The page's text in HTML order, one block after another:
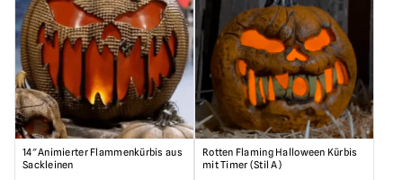
14″ Animierter Flammenkürbis aus
Sackleinen
Rotten Flaming Halloween Kürbis
mit Timer (Stil A)